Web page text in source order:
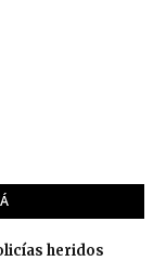
heridos